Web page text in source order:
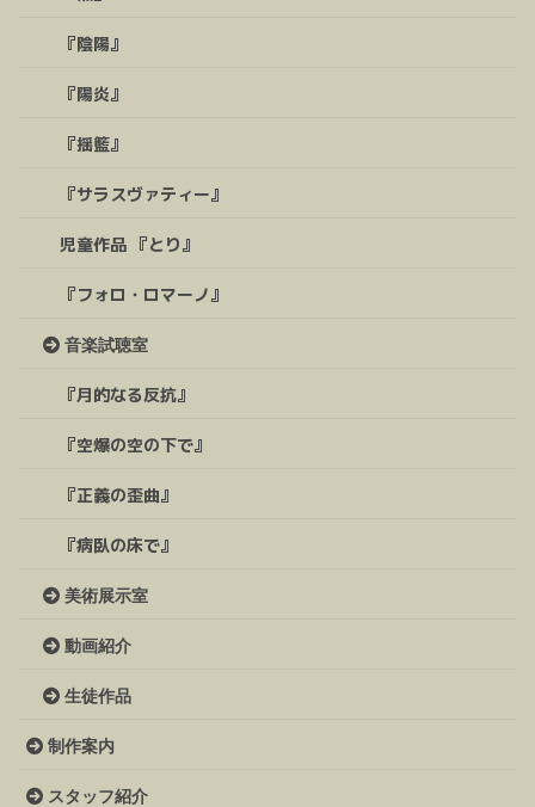
『陰陽』
『陽炎』
『揺籃』
『サラスヴァティー』
児童作品 『とり』
『フォロ・ロマーノ』
音楽試聴室
『月的なる反抗』
『空爆の空の下で』
『正義の歪曲』
『病臥の床で』
美術展示室
動画紹介
生徒作品
制作案内
スタッフ紹介